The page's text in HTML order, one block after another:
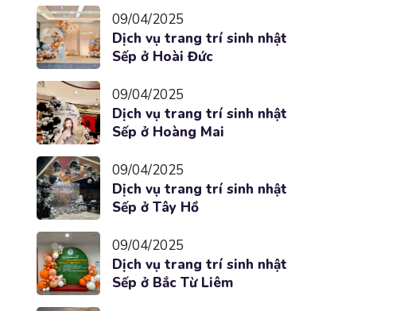
09/04/2025
Dịch vụ trang trí sinh nhật
Sếp ở Hoài Đức
09/04/2025
Dịch vụ trang trí sinh nhật
Sếp ở Hoàng Mai
09/04/2025
Dịch vụ trang trí sinh nhật
Sếp ở Tây Hồ
09/04/2025
Dịch vụ trang trí sinh nhật
Sếp ở Bắc Từ Liêm